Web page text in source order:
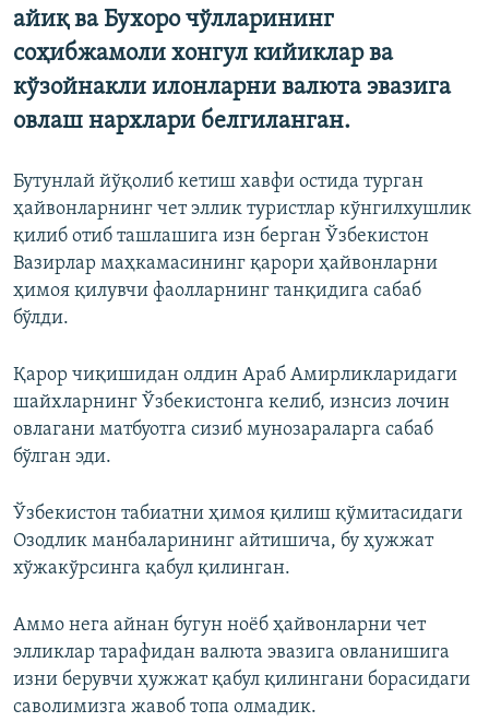
айиқ ва Бухоро чўлларининг
соҳибжамоли хонгул кийиклар ва
кўзойнакли илонларни валюта эвазига
овлаш нархлари белгиланган.
Бутунлай йўқолиб кетиш хавфи остида турган
ҳайвонларнинг чет эллик туристлар кўнгилхушлик
қилиб отиб ташлашига изн берган Ўзбекистон
Вазирлар маҳкамасининг қарори ҳайвонларни
ҳимоя қилувчи фаолларнинг танқидига сабаб
бўлди.
Қарор чиқишидан олдин Араб Амирликларидаги
шайхларнинг Ўзбекистонга келиб, изнсиз лочин
овлагани матбуотга сизиб мунозараларга сабаб
бўлган эди.
Ўзбекистон табиатни ҳимоя қилиш қўмитасидаги
Озодлик манбаларининг айтишича, бу ҳужжат
хўжакўрсинга қабул қилинган.
Аммо нега айнан бугун ноëб ҳайвонларни чет
элликлар тарафидан валюта эвазига овланишига
изни берувчи ҳужжат қабул қилингани борасидаги
саволимизга жавоб топа олмадик.